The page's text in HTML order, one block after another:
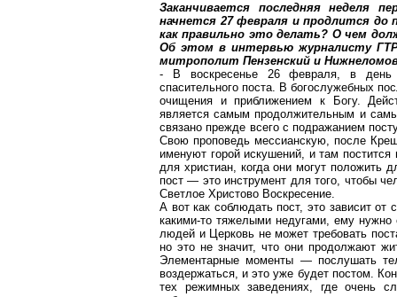
Заканчивается последняя неделя
начнется 27 февраля и продлится до
как правильно это делать? О чем
Об этом в интервью журналисту
митрополит Пензенский и
- В воскресенье 26 февраля, в день
спасительного поста. В богослужебных
очищения и приближением к Богу.
является самым продолжительным и
связано прежде всего с подражанием
Свою проповедь мессианскую, после
именуют горой искушений, и там
для христиан, когда они могут положить
пост — это инструмент для того, чтобы
Светлое Христово Воскресение.
А вот как соблюдать пост, это зависит от
какими-то тяжелыми недугами, ему нужно
людей и Церковь не может требовать
но это не значит, что они продолжают
Элементарные моменты — послушать
воздержаться, и это уже будет постом.
тех режимных заведениях, где очень